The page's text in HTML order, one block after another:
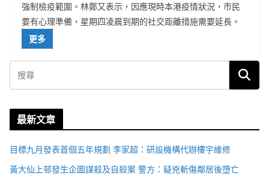
強制檢疫範圍。林鄭又表示，因應現時本港疫情狀況，市民
要有心理準備，星期四凌晨到期的社交距離措施需要延長。
更多
最新文章
目標九月發表首個五年規劃 李家超：研設機構代辦樓宇維修
黃大仙上邨發生企圖謀殺及自殺案 警方：疑兇斬傷鄰居後墮亡